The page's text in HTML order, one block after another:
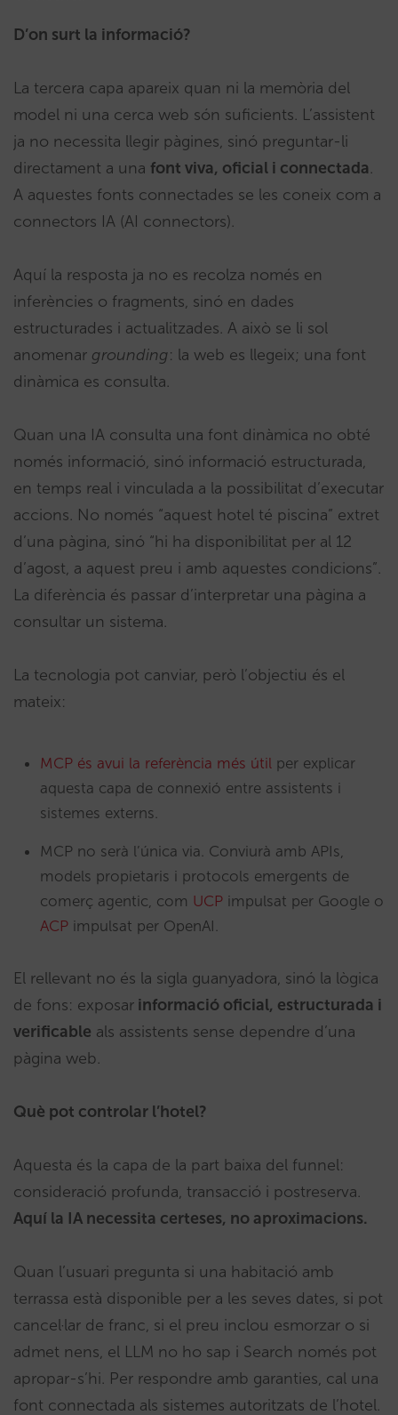
D’on surt la informació?
La tercera capa apareix quan ni la memòria del
model ni una cerca web són suficients. L’assistent
ja no necessita llegir pàgines, sinó preguntar-li
directament a una font viva, oficial i connectada.
A aquestes fonts connectades se les coneix com a
connectors IA (AI connectors).
Aquí la resposta ja no es recolza només en
inferències o fragments, sinó en dades
estructurades i actualitzades. A això se li sol
anomenar grounding: la web es llegeix; una font
dinàmica es consulta.
Quan una IA consulta una font dinàmica no obté
només informació, sinó informació estructurada,
en temps real i vinculada a la possibilitat d’executar
accions. No només “aquest hotel té piscina” extret
d’una pàgina, sinó “hi ha disponibilitat per al 12
d’agost, a aquest preu i amb aquestes condicions”.
La diferència és passar d’interpretar una pàgina a
consultar un sistema.
La tecnologia pot canviar, però l’objectiu és el
mateix:
MCP és avui la referència més útil per explicar
aquesta capa de connexió entre assistents i
sistemes externs.
MCP no serà l’única via. Conviurà amb APIs,
models propietaris i protocols emergents de
comerç agentic, com UCP impulsat per Google o
ACP impulsat per OpenAI.
El rellevant no és la sigla guanyadora, sinó la lògica
de fons: exposar informació oficial, estructurada i
verificable als assistents sense dependre d’una
pàgina web.
Què pot controlar l’hotel?
Aquesta és la capa de la part baixa del funnel:
consideració profunda, transacció i postreserva.
Aquí la IA necessita certeses, no aproximacions.
Quan l’usuari pregunta si una habitació amb
terrassa està disponible per a les seves dates, si pot
cancel·lar de franc, si el preu inclou esmorzar o si
admet nens, el LLM no ho sap i Search només pot
apropar-s’hi. Per respondre amb garanties, cal una
font connectada als sistemes autoritzats de l’hotel.